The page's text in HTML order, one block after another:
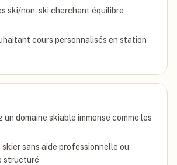
ski/non-ski cherchant équilibre
cours personnalisés en station
un domaine skiable immense comme les
sans aide professionnelle ou
structuré